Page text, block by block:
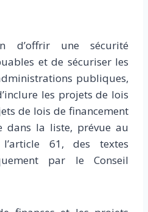
d’offrir une sécurité
et de sécuriser les
publiques,
les projets de lois
de lois de financement
dans la liste, prévue au
61, des textes
par le Conseil